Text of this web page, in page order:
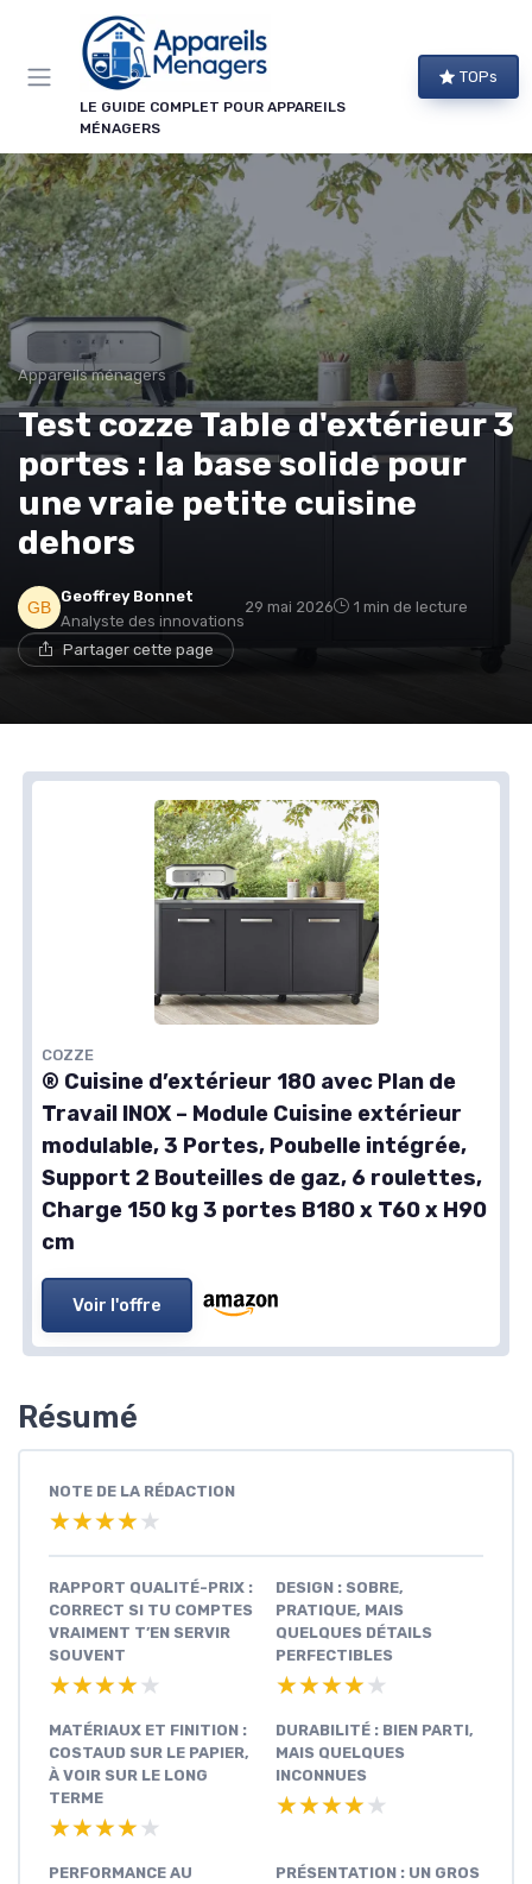
LE GUIDE COMPLET POUR APPAREILS
MÉNAGERS
TOPs
Appareils ménagers
Test cozze Table d'extérieur 3
portes : la base solide pour
une vraie petite cuisine
dehors
Geoffrey Bonnet
Analyste des innovations
29 mai 2026 1 min de lecture
Partager cette page
COZZE
® Cuisine d’extérieur 180 avec Plan de
Travail INOX – Module Cuisine extérieur
modulable, 3 Portes, Poubelle intégrée,
Support 2 Bouteilles de gaz, 6 roulettes,
Charge 150 kg 3 portes B180 x T60 x H90
cm
Voir l'offre
Résumé
NOTE DE LA RÉDACTION
★★★★★
★★★★★
RAPPORT QUALITÉ-PRIX :
CORRECT SI TU COMPTES
VRAIMENT T’EN SERVIR
SOUVENT
★★★★★
★★★★★
DESIGN : SOBRE,
PRATIQUE, MAIS
QUELQUES DÉTAILS
PERFECTIBLES
★★★★★
★★★★★
MATÉRIAUX ET FINITION :
COSTAUD SUR LE PAPIER,
À VOIR SUR LE LONG
TERME
★★★★★
★★★★★
DURABILITÉ : BIEN PARTI,
MAIS QUELQUES
INCONNUES
★★★★★
★★★★★
PERFORMANCE AU
PRÉSENTATION : UN GROS
Panneau de gestion des cookies